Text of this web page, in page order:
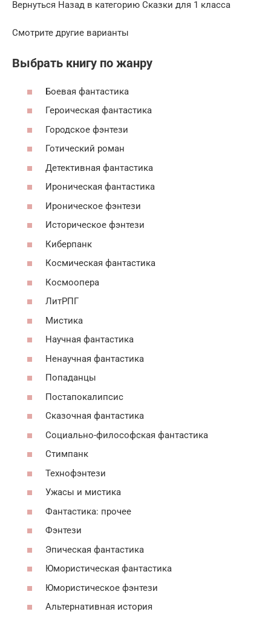
Вернуться Назад в категорию Сказки для 1 класса
Смотрите другие варианты
Выбрать книгу по жанру
Боевая фантастика
Героическая фантастика
Городское фэнтези
Готический роман
Детективная фантастика
Ироническая фантастика
Ироническое фэнтези
Историческое фэнтези
Киберпанк
Космическая фантастика
Космоопера
ЛитРПГ
Мистика
Научная фантастика
Ненаучная фантастика
Попаданцы
Постапокалипсис
Сказочная фантастика
Социально-философская фантастика
Стимпанк
Технофэнтези
Ужасы и мистика
Фантастика: прочее
Фэнтези
Эпическая фантастика
Юмористическая фантастика
Юмористическое фэнтези
Альтернативная история